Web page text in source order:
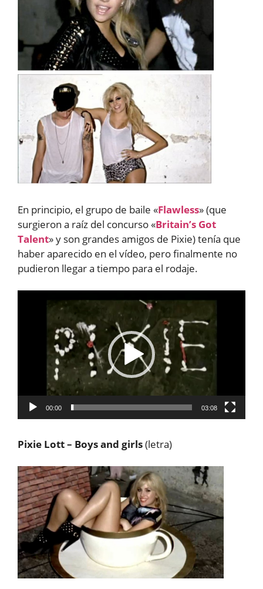
En principio, el grupo de baile «Flawless» (que
surgieron a raíz del concurso «Britain’s Got
Talent» y son grandes amigos de Pixie) tenía que
haber aparecido en el vídeo, pero finalmente no
pudieron llegar a tiempo para el rodaje.
00:00 03:08
Pixie Lott – Boys and girls(letra)